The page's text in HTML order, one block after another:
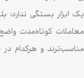
یک ابزار بستگی ندارد؛
مناسب‌ترند و هرکدام